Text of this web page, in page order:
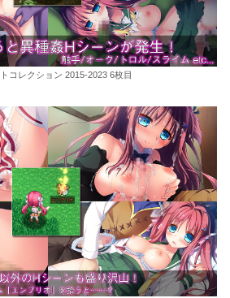
コレクション 2015-2023 6枚目